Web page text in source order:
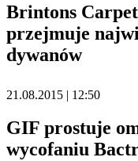
Brintons
przejmuje
dywanów
21.08.2015 | 12:50
GIF prostuje
wycofaniu